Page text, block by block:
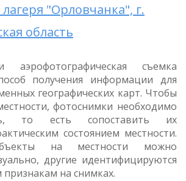
"Орловчанка", г.
область
аэрофотографическая съемка
получения информации для
географических карт. Чтобы
фотоснимки необходимо
то есть сопоставить их
состоянием местности.
на местности можно
другие идентифицируются
на снимках.